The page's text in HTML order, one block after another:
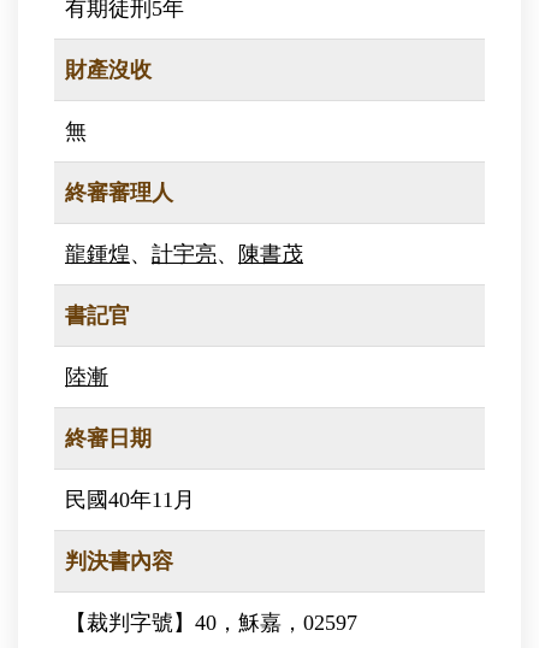
有期徒刑5年
財產沒收
無
終審審理人
龍鍾煌、 計宇亮、 陳書茂
書記官
陸漸
終審日期
民國40年11月
判決書內容
【裁判字號】40，穌嘉，02597